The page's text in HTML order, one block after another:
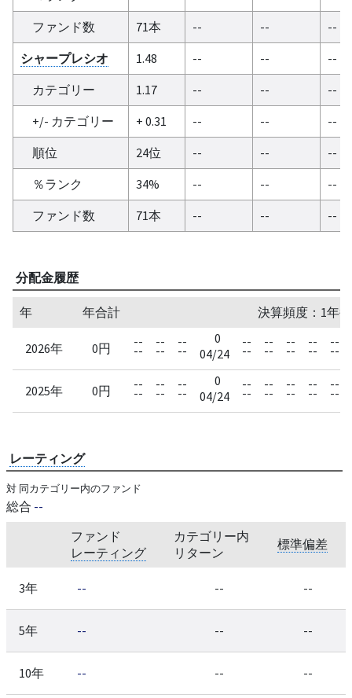
ファンド数
71本 -- --
--
シャープレシオ
1.48 -- --
--
カテゴリー
1.17 -- --
--
+/- カテゴリー
+ 0.31 -- --
--
順位
24位 -- --
--
％ランク
34% -- --
--
ファンド数
71本 -- -- --
分配金履歴
年 年合計 決算頻度：1年
2026年 0円 --
--
--
--
--
--
0
04/24
--
--
--
--
--
--
--
--
--
--
2025年 0円 --
--
--
--
--
--
0
04/24
--
--
--
--
--
--
--
--
--
--
レーティング
対 同カテゴリー内のファンド
総合 --
ファンド
レーティング
カテゴリー内
リターン
標準偏差
3年 -- -- --
5年 -- -- --
10年 -- -- --